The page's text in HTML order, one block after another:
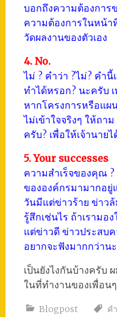
บอกถึงความต้องการ
ความต้องการในหน้า
วัดผลงานของตัวเอง
4. No.
ไม่ ? คำว่า ?ไม่? คำ
ทำได้หรอก? นะครับ
หากโครงการหรือแ
ไม่เข้าใจจริงๆ ให้ถา
ครับ? เพื่อให้เจ้านาย
5. Your successes
ความสำเร็จของคุณ
ขององค์กรมามากอยู่
วันมีแต่ข่าวร้าย ข่าว
รู้สึกเช่นไร ถ้าเราม
แต่ข่าวดี ข่าวประสบ
อยากจะฟังมากกว่าน
เป็นยังไงกันบ้างครับ
ในที่ทำงานของเพื่อน
Blogpost ค